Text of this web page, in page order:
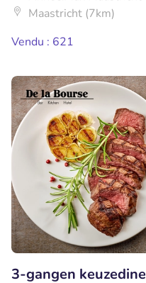
Maastricht (7km)
Vendu : 621
3-gangen